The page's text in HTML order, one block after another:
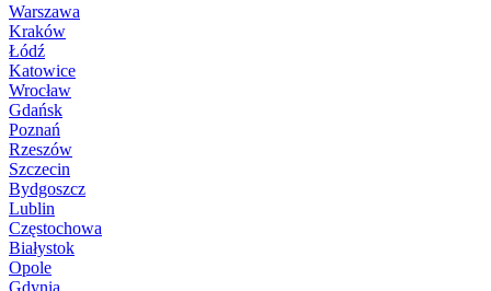
Warszawa
Kraków
Łódź
Katowice
Wrocław
Gdańsk
Poznań
Rzeszów
Szczecin
Bydgoszcz
Lublin
Częstochowa
Białystok
Opole
Gdynia